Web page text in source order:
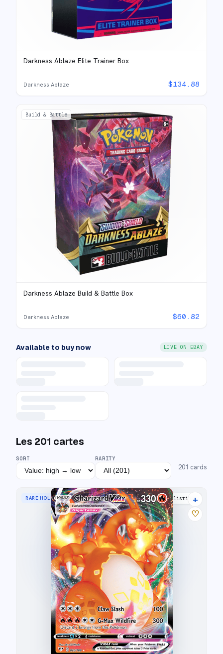
Darkness Ablaze Elite Trainer Box
Darkness Ablaze $134.88
Build & Battle
Darkness Ablaze Build & Battle Box
Darkness Ablaze $60.82
Available to buy now LIVE ON EBAY
Les 201 cartes
SORT RARITY
201 cards
RARE HOLO VMAX 43 listings
+
♡